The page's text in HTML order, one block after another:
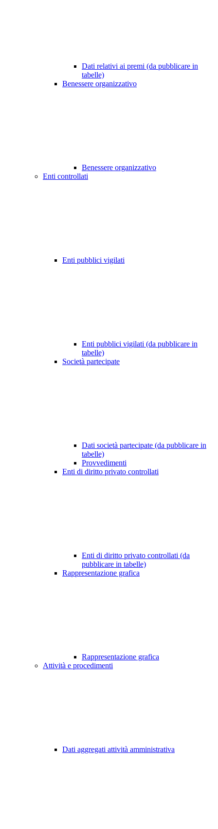
Dati relativi ai premi (da pubblicare in
tabelle)
Benessere organizzativo
Benessere organizzativo
Enti controllati
Enti pubblici vigilati
Enti pubblici vigilati (da pubblicare in
tabelle)
Società partecipate
Dati società partecipate (da pubblicare in
tabelle)
Provvedimenti
Enti di diritto privato controllati
Enti di diritto privato controllati (da
pubblicare in tabelle)
Rappresentazione grafica
Rappresentazione grafica
Attività e procedimenti
Dati aggregati attività amministrativa